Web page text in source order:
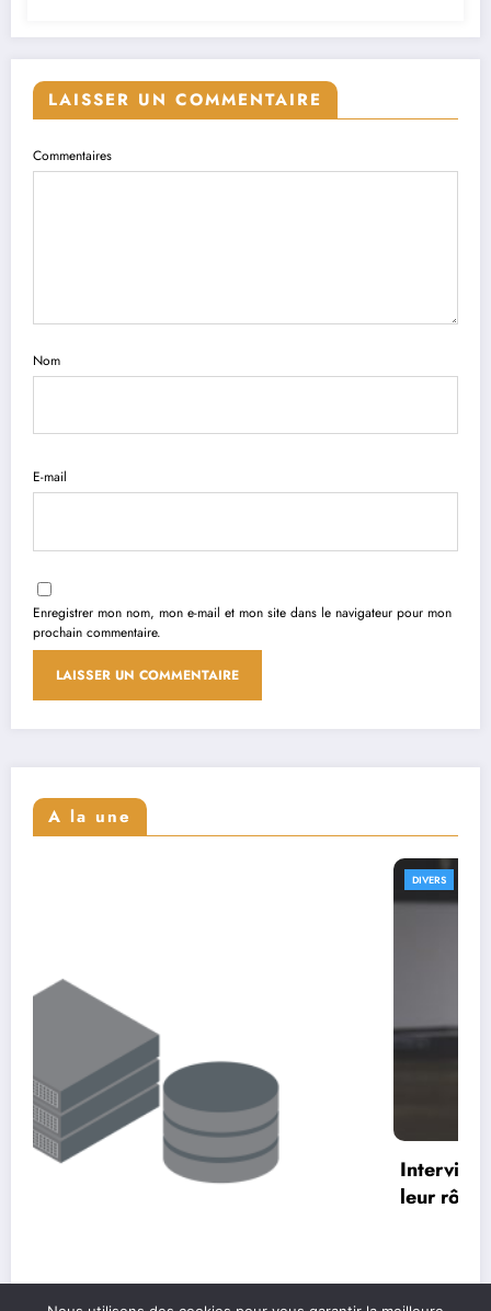
LAISSER UN COMMENTAIRE
Commentaires
Nom
E-mail
Enregistrer mon nom, mon e-mail et mon site dans le navigateur pour mon
prochain commentaire.
A la une
Interviews de UX architects : comprendre